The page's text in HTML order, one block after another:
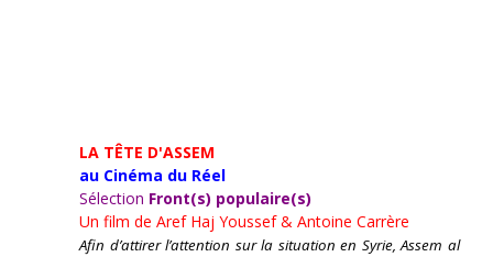
LA TÊTE D'ASSEM
au Cinéma du Réel
Sélection Front(s) populaire(s)
Un film de Aref Haj Youssef & Antoine Carrère
Afin d’attirer l’attention sur la situation en Syrie, Assem al